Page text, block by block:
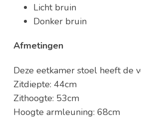
Licht bruin
Donker bruin
Afmetingen
Deze eetkamer stoel heeft de
Zitdiepte: 44cm
Zithoogte: 53cm
Hoogte armleuning: 68cm